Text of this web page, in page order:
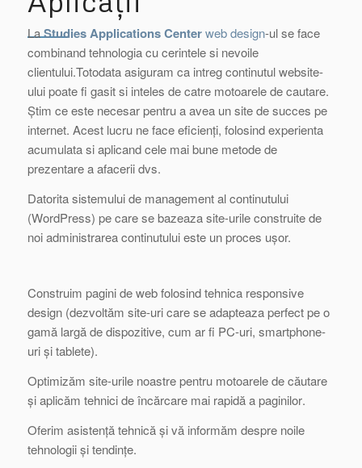
La Studies Applications Center web design-ul se face
combinand tehnologia cu cerintele si nevoile
clientului.Totodata asiguram ca intreg continutulwebsite-
uluipoate fi gasit si inteles de catre motoarele de cautare.
Știm ce este necesar pentru a avea un site de succes pe
internet. Acest lucru ne face eficienți, folosind experienta
acumulata si aplicand cele mai bune metode de
prezentare a afacerii dvs.
Datorita sistemului de management al continutului
(WordPress) pe care se bazeaza site-urile construite de
noi administrarea continutului este un proces ușor.
Construim paginideweb folosind tehnica responsive
design(dezvoltăm site-uri carese adapteaza perfect pe o
gamă largă de dispozitive, cum ar fi PC-uri, smartphone-
uri și tablete).
Optimizăm site-urile noastrepentrumotoarele de căutare
și aplicăm tehnici de încărcare mai rapidă a paginilor.
Oferim asistență tehnică și vă informăm despre noile
tehnologii și tendințe.